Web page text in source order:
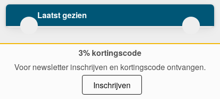
Laatst gezien
3% kortingscode
Voor newsletter inschrijven en kortingscode ontvangen.
Inschrijven